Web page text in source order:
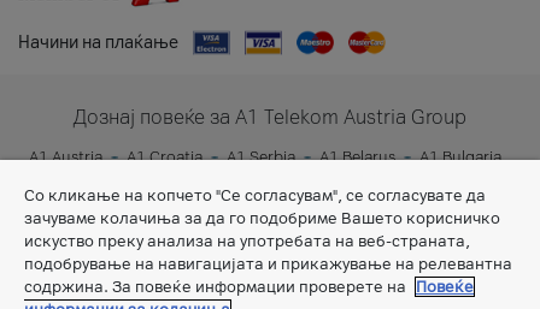
Начини на плаќање
Дознај повеќе за A1 Telekom Austria Group
A1 Austria A1 Croatia A1 Serbia A1 Belarus
A1 Bulgaria
Со кликање на копчето "Се согласувам", се согласувате да
зачуваме колачиња за да го подобриме Вашето корисничко
искуство преку анализа на употребата на веб-страната,
подобрување на навигацијата и прикажување на релевантна
содржина. За повеќе информации проверете на
Повеќе